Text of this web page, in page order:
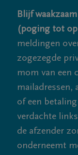
Blijf
(poging tot
meldingen
zogezegde
mom van een
mailadressen,
of een
verdachte
de afzender
onderneemt